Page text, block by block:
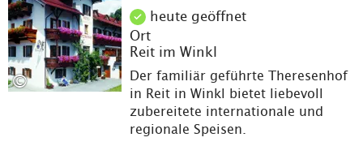
©
heute geöffnet
Ort
Reit im Winkl
Der familiär geführte Theresenhof
in Reit in Winkl bietet liebevoll
zubereitete internationale und
regionale Speisen.